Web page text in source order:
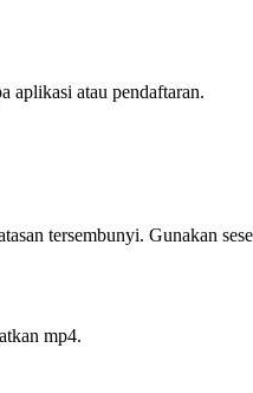
aplikasi atau pendaftaran.
tersembunyi. Gunakan
mp4.